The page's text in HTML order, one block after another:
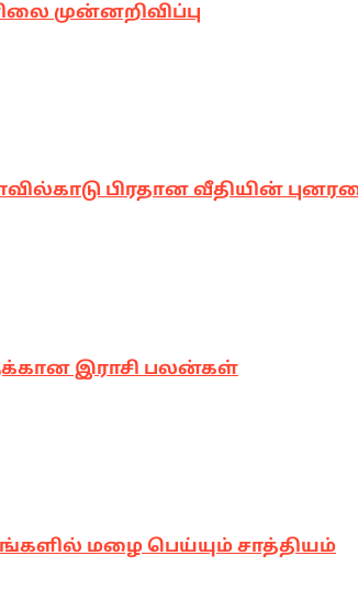
முன்னறிவிப்பு
பிரதான வீதியின்
இராசி பலன்கள்
மழை பெய்யும் சாத்தியம்